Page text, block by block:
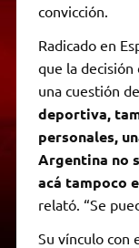
convicción.
Radicado en
que la
una cuestión
deportiva,
personales,
Argentina no
acá tampoco
relató. “Se
Su vínculo con